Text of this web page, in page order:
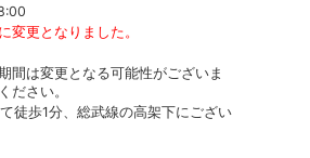
変更となりました。
間は変更となる可能性がございま
ださい。
徒歩1分、総武線の高架下にござい